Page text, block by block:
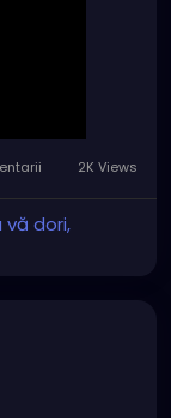
2K Views
dori,